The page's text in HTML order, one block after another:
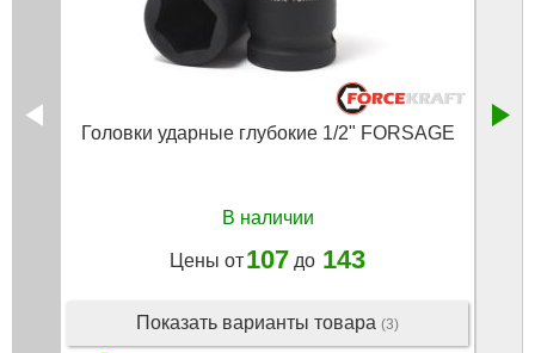
Головки ударные глубокие 1/2" FORSAGE
В наличии
Цены от107 до 143
Показать варианты товара (3)